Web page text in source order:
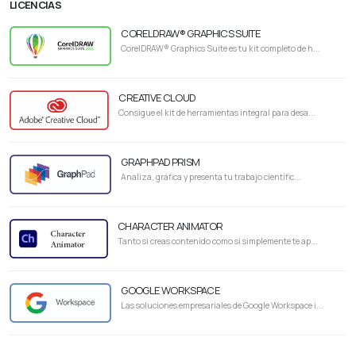
LICENCIAS
CORELDRAW® GRAPHICS SUITE
CorelDRAW® Graphics Suite es tu kit completo de h...
CREATIVE CLOUD
Consigue el kit de herramientas integral para desa...
GRAPHPAD PRISM
Analiza, gráfica y presenta tu trabajo científic...
CHARACTER ANIMATOR
Tanto si creas contenido como si simplemente te ap...
GOOGLE WORKSPACE
Las soluciones empresariales de Google Workspace i...